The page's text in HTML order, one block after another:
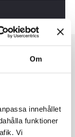
Om
innehållet
funktioner
Vi